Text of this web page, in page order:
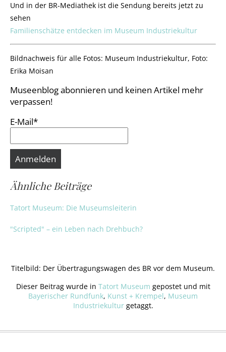
Und in der BR-Mediathek ist die Sendung bereits jetzt zu
sehen
Familienschätze entdecken im Museum Industriekultur
Bildnachweis für alle Fotos: Museum Industriekultur, Foto:
Erika Moisan
Museenblog abonnieren und keinen Artikel mehr
verpassen!
E-Mail*
Ähnliche Beiträge
Tatort Museum: Die Museumsleiterin
"Scripted" – ein Leben nach Drehbuch?
Titelbild: Der Übertragungswagen des BR vor dem Museum.
Dieser Beitrag wurde in Tatort Museum gepostet und mit
Bayerischer Rundfunk, Kunst + Krempel, Museum
Industriekulturgetaggt.